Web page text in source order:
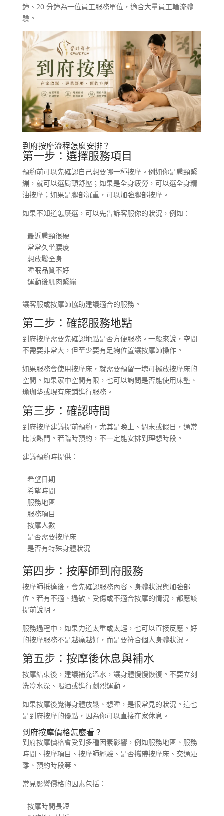
鐘、20 分鐘為一位員工服務單位，適合大量員工輪流體
驗。
到府按摩流程怎麼安排？
第一步：選擇服務項目
預約前可以先確認自己想要哪一種按摩。例如你是肩頸緊
繃，就可以選肩頸舒壓；如果是全身疲勞，可以選全身精
油按摩；如果是腿部沉重，可以加強腿部按摩。
如果不知道怎麼選，可以先告訴客服你的狀況，例如：
最近肩頸很硬
常常久坐腰痠
想放鬆全身
睡眠品質不好
運動後肌肉緊繃
讓客服或按摩師協助建議適合的服務。
第二步：確認服務地點
到府按摩需要先確認地點是否方便服務。一般來說，空間
不需要非常大，但至少要有足夠位置讓按摩師操作。
如果服務會使用按摩床，就需要預留一塊可擺放按摩床的
空間。如果家中空間有限，也可以詢問是否能使用床墊、
瑜珈墊或現有床鋪進行服務。
第三步：確認時間
到府按摩建議提前預約，尤其是晚上、週末或假日，通常
比較熱門。若臨時預約，不一定能安排到理想時段。
建議預約時提供：
希望日期
希望時間
服務地區
服務項目
按摩人數
是否需要按摩床
是否有特殊身體狀況
第四步：按摩師到府服務
按摩師抵達後，會先確認服務內容、身體狀況與加強部
位。若有不適、過敏、受傷或不適合按摩的情況，都應該
提前說明。
服務過程中，如果力道太重或太輕，也可以直接反應。好
的按摩服務不是越痛越好，而是要符合個人身體狀況。
第五步：按摩後休息與補水
按摩結束後，建議補充溫水，讓身體慢慢恢復。不要立刻
洗冷水澡、喝酒或進行劇烈運動。
如果按摩後覺得身體放鬆、想睡，是很常見的狀況。這也
是到府按摩的優點，因為你可以直接在家休息。
到府按摩價格怎麼看？
到府按摩價格會受到多種因素影響，例如服務地區、服務
時間、按摩項目、按摩師經驗、是否攜帶按摩床、交通距
離、預約時段等。
常見影響價格的因素包括：
按摩時間長短